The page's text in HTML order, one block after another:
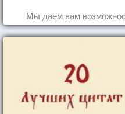
Мы даем вам